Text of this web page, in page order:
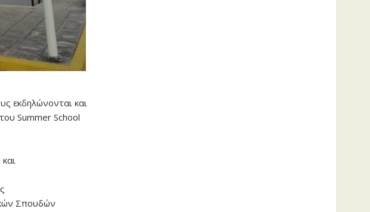
εκδηλώνονται και
Summer School
Σπουδών